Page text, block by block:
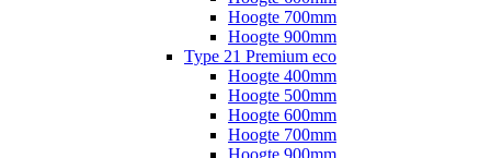
Hoogte 700mm
Hoogte 900mm
Type 21 Premium eco
Hoogte 400mm
Hoogte 500mm
Hoogte 600mm
Hoogte 700mm
Hoogte 900mm